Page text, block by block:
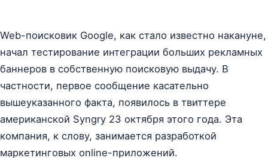
Web-поисковик Google, как стало известно накануне,
начал тестирование интеграции больших рекламных
баннеров в собственную поисковую выдачу. В
частности, первое сообщение касательно
вышеуказанного факта, появилось в твиттере
американской Syngry 23 октября этого года. Эта
компания, к слову, занимается разработкой
маркетинговых online-приложений.